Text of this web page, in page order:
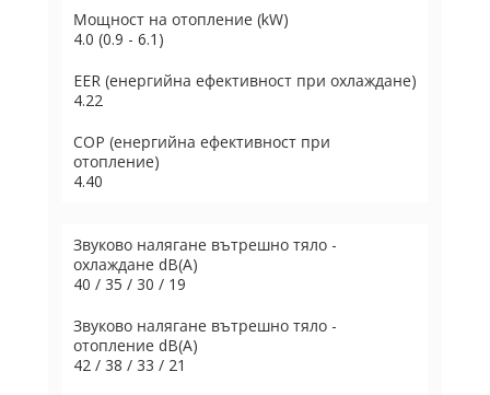
Мощност на отопление (kW)
4.0 (0.9 - 6.1)
EER (енергийна ефективност при охлаждане)
4.22
COP (енергийна ефективност при
отопление)
4.40
Звуково налягане вътрешно тяло -
охлаждане dB(A)
40 / 35 / 30 / 19
Звуково налягане вътрешно тяло -
отопление dB(A)
42 / 38 / 33 / 21